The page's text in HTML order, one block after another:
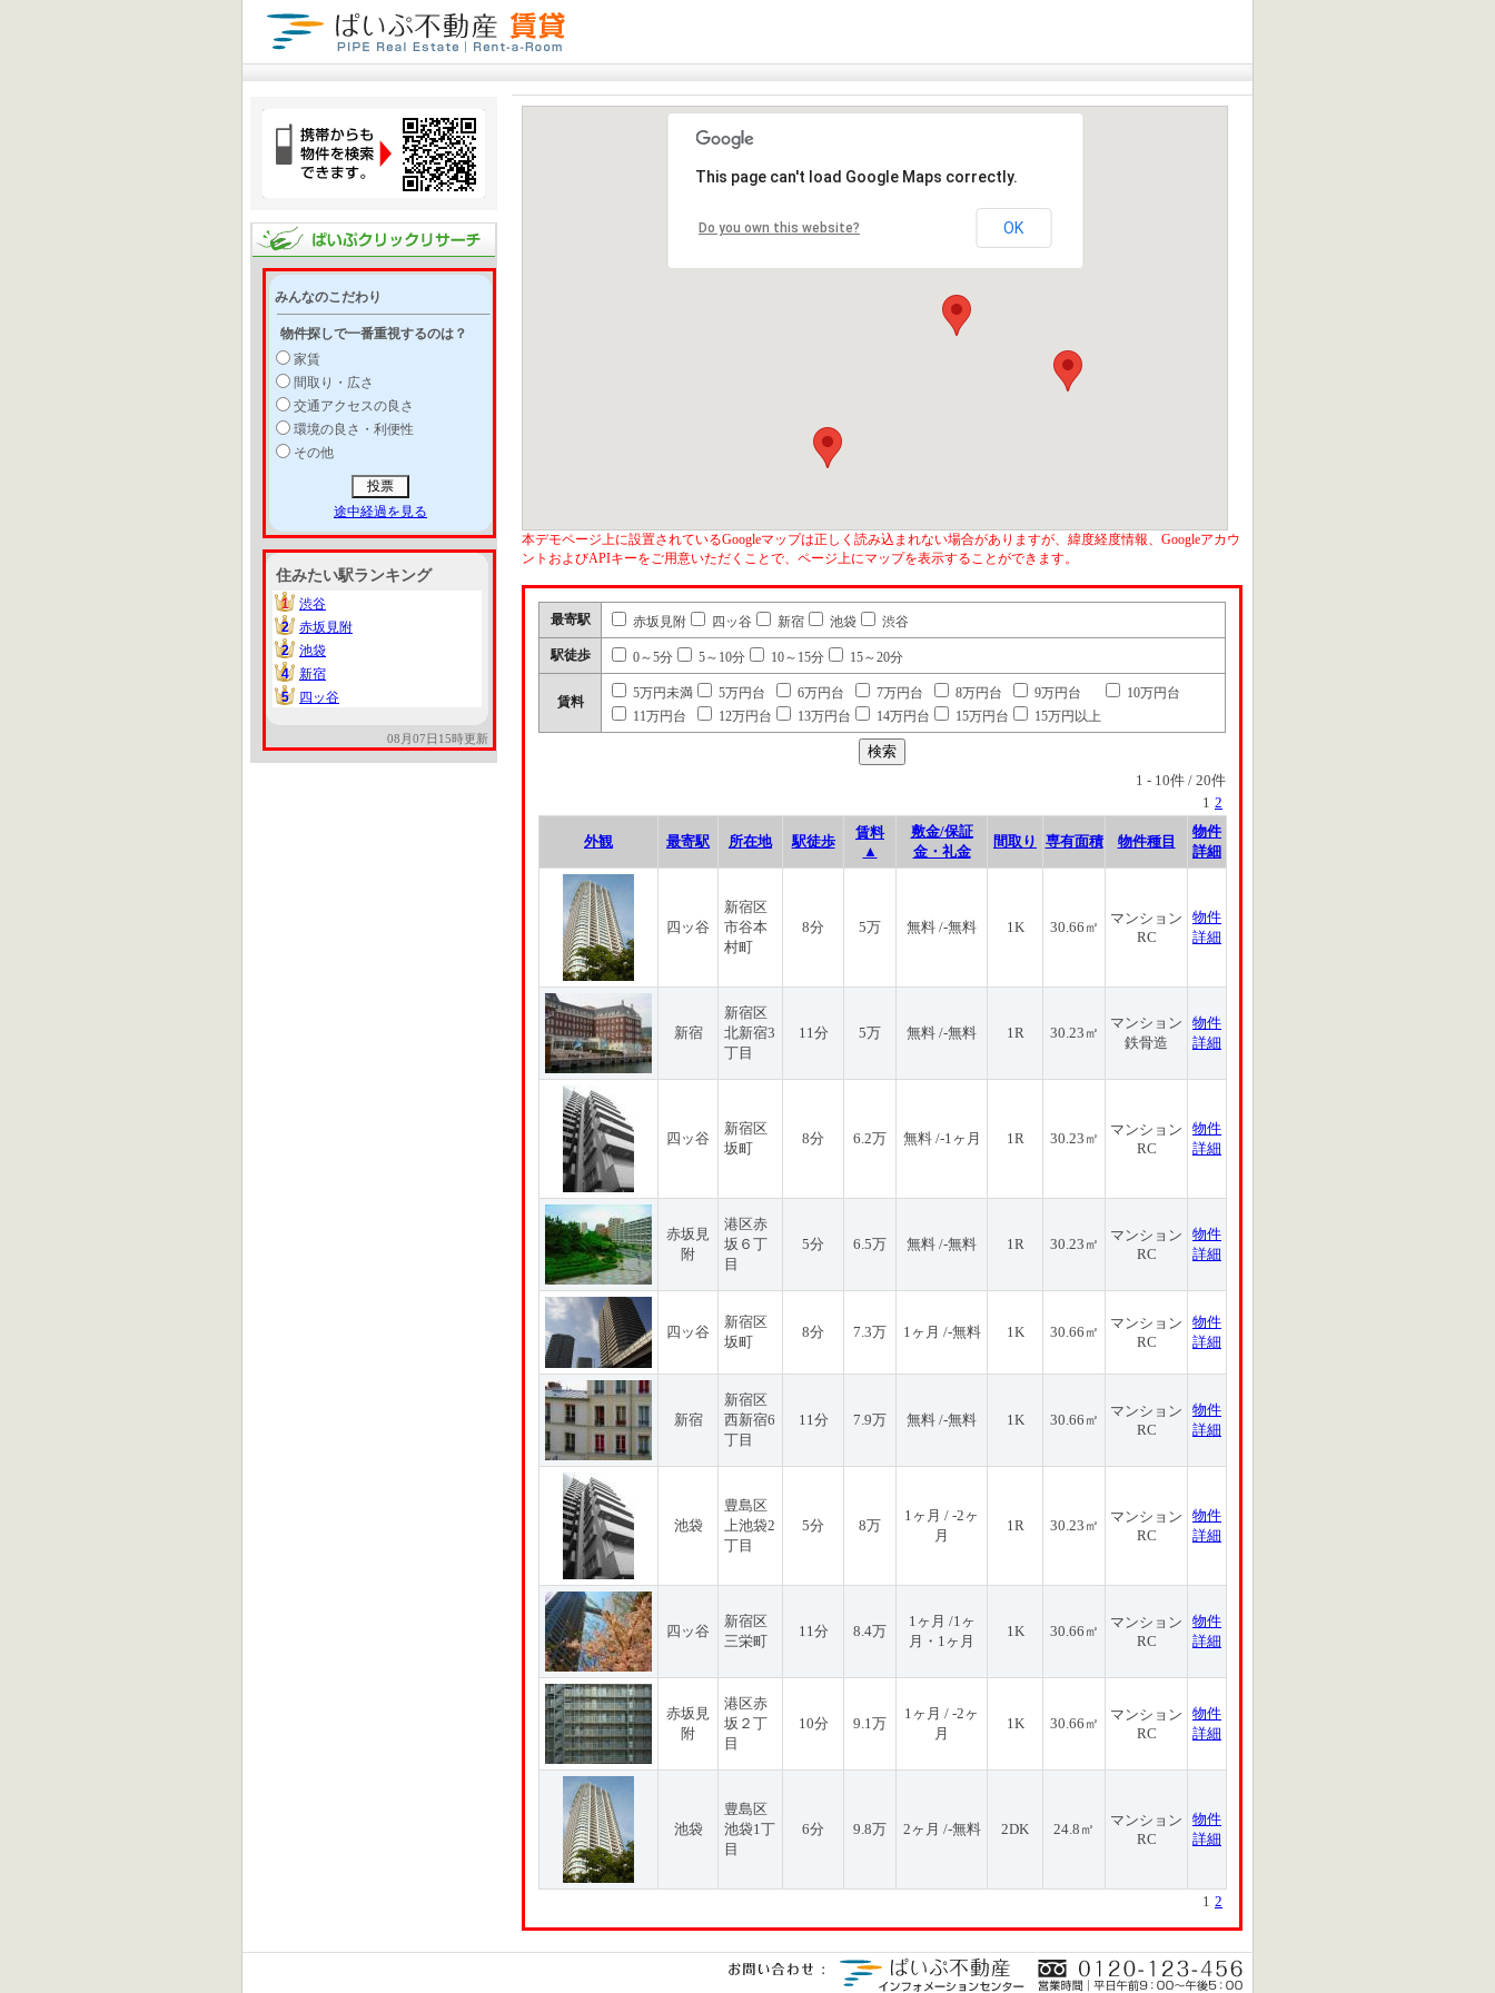
みんなのこだわり
物件探しで一番重視するのは？
家賃
間取り・広さ
交通アクセスの良さ
環境の良さ・利便性
その他
途中経過を見る
住みたい駅ランキング
1
1
渋谷
2
2
赤坂見附
2
2
池袋
4
4
新宿
5
5 四ッ谷
08月07日15時更新
This page can't load Google Maps correctly.
Do you own this website? OK
本デモページ上に設置されているGoogleマップは正しく読み込まれない場合がありますが、緯度経度情報、Googleアカウ
ントおよびAPIキーをご用意いただくことで、ページ上にマップを表示することができます。
最寄駅 赤坂見附 四ッ谷 新宿 池袋 渋谷
駅徒歩 0～5分 5～10分 10～15分 15～20分
賃料
5万円未満 5万円台 6万円台 7万円台 8万円台 9万円台
10万円台
11万円台
12万円台 13万円台 14万円台 15万円台 15万円以上
1 - 10件 / 20件
1 2
外観 最寄駅 所在地 駅徒歩
賃料
▲
敷金/保証
金・礼金
間取り 専有面積 物件種目
物件
詳細
四ッ谷
新宿区
市谷本
村町
8分 5万 無料 /-無料 1K 30.66㎡
マンション
RC
物件
詳細
新宿
新宿区
北新宿3
丁目
11分 5万 無料 /-無料 1R 30.23㎡
マンション
鉄骨造
物件
詳細
四ッ谷
新宿区
坂町
8分 6.2万 無料 /-1ヶ月 1R 30.23㎡
マンション
RC
物件
詳細
赤坂見
附
港区赤
坂６丁
目
5分 6.5万 無料 /-無料 1R 30.23㎡
マンション
RC
物件
詳細
四ッ谷
新宿区
坂町
8分 7.3万 1ヶ月 /-無料 1K 30.66㎡
マンション
RC
物件
詳細
新宿
新宿区
西新宿6
丁目
11分 7.9万 無料 /-無料 1K 30.66㎡
マンション
RC
物件
詳細
池袋
豊島区
上池袋2
丁目
5分 8万
1ヶ月 / -2ヶ
月
1R 30.23㎡
マンション
RC
物件
詳細
四ッ谷
新宿区
三栄町
11分 8.4万
1ヶ月 /1ヶ
月・1ヶ月
1K 30.66㎡
マンション
RC
物件
詳細
赤坂見
附
港区赤
坂２丁
目
10分 9.1万
1ヶ月 / -2ヶ
月
1K 30.66㎡
マンション
RC
物件
詳細
池袋
豊島区
池袋1丁
目
6分 9.8万 2ヶ月 /-無料 2DK 24.8㎡
マンション
RC
物件
詳細
1 2